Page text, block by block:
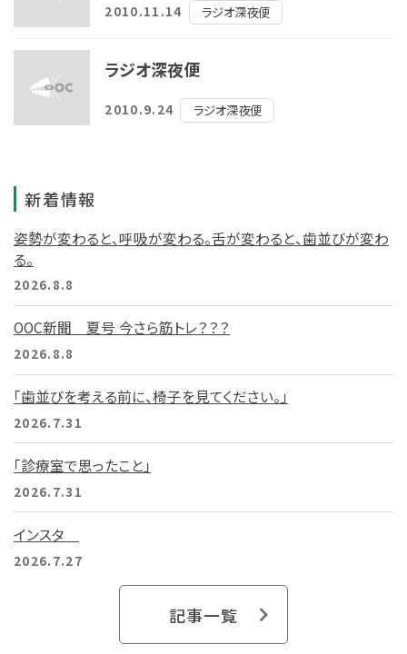
2010.11.14 ラジオ深夜便
ラジオ深夜便
2010.9.24 ラジオ深夜便
新着情報
姿勢が変わると、呼吸が変わる。舌が変わると、歯並びが変わ
る。
2026.8.8
OOC新聞 夏号 今さら筋トレ？？？
2026.8.8
「歯並びを考える前に、椅子を見てください。」
2026.7.31
「診療室で思ったこと」
2026.7.31
インスタ
2026.7.27
記事一覧